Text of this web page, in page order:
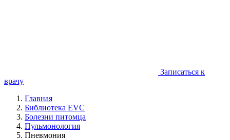
Записаться к
врачу
Главная
Библиотека EVC
Болезни питомца
Пульмонология
Пневмония